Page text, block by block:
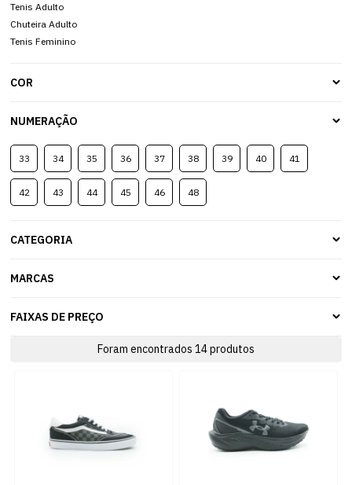
Tenis Adulto
Chuteira Adulto
Tenis Feminino
COR
NUMERAÇÃO
33 34 35 36 37 38 39 40 41
42 43 44 45 46 48
CATEGORIA
MARCAS
FAIXAS DE PREÇO
Foram encontrados 14produtos